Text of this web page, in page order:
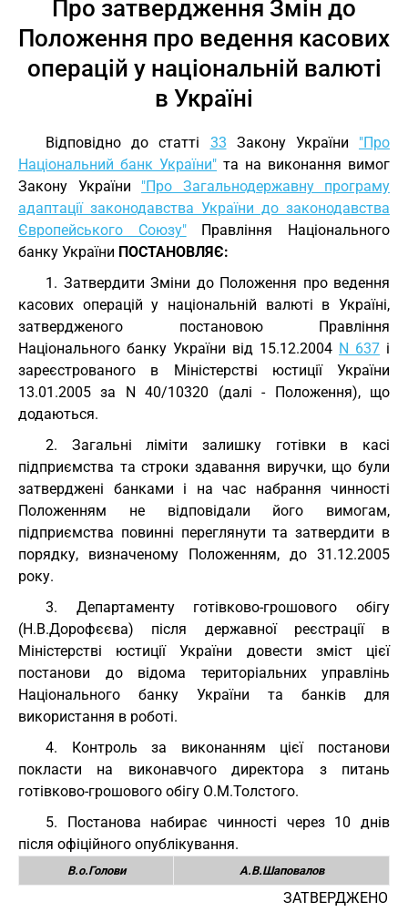
Про затвердження Змін до
Положення про ведення касових
операцій у національній валюті
в Україні
Відповідно до статті 33 Закону України "Про
Національний банк України" та на виконання вимог
Закону України "Про Загальнодержавну програму
адаптації законодавства України до законодавства
Європейського Союзу"Правління Національного
банку України ПОСТАНОВЛЯЄ:
1. Затвердити Зміни до Положення про ведення
касових операцій у національній валюті в Україні,
затвердженого постановою Правління
Національного банку України від 15.12.2004 N 637 і
зареєстрованого в Міністерстві юстиції України
13.01.2005 за N 40/10320 (далі - Положення), що
додаються.
2. Загальні ліміти залишку готівки в касі
підприємства та строки здавання виручки, що були
затверджені банками і на час набрання чинності
Положенням не відповідали його вимогам,
підприємства повинні переглянути та затвердити в
порядку, визначеному Положенням, до 31.12.2005
року.
3. Департаменту готівково-грошового обігу
(Н.В.Дорофєєва) після державної реєстрації в
Міністерстві юстиції України довести зміст цієї
постанови до відома територіальних управлінь
Національного банку України та банків для
використання в роботі.
4. Контроль за виконанням цієї постанови
покласти на виконавчого директора з питань
готівково-грошового обігу О.М.Толстого.
5. Постанова набирає чинності через 10 днів
після офіційного опублікування.
В.о.Голови А.В.Шаповалов
ЗАТВЕРДЖЕНО